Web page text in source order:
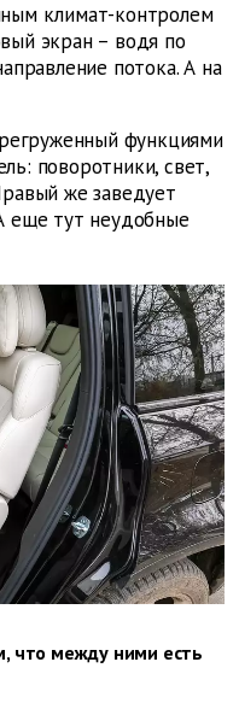
климат-контролем
экран – водя по
потока. А на
функциями
поворотники, свет,
же заведует
еще тут неудобные
что между ними есть